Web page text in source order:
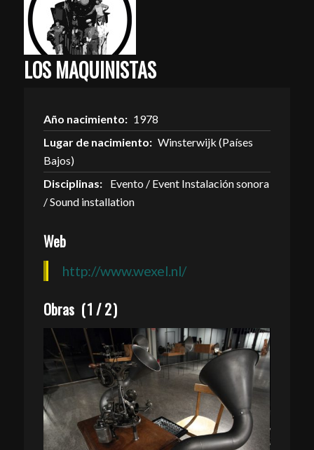
LOS MAQUINISTAS
Año nacimiento: 1978
Lugar de nacimiento: Winsterwijk (Países
Bajos)
Disciplinas:
Evento / Event Instalación sonora
/ Sound installation
Web
http://www.wexel.nl/
Obras (1 /2)